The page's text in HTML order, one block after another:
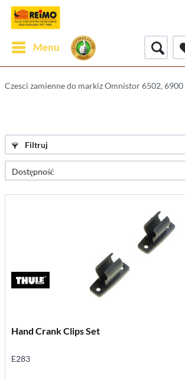
Menu
Czesci zamienne do markiz Omnistor 6502, 6900
Filtruj
Hand Crank Clips Set
E283